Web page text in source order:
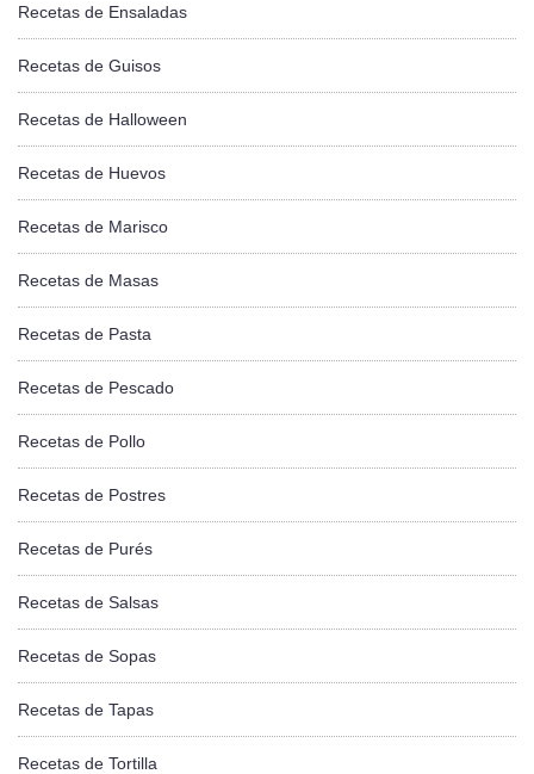
Recetas de Ensaladas
Recetas de Guisos
Recetas de Halloween
Recetas de Huevos
Recetas de Marisco
Recetas de Masas
Recetas de Pasta
Recetas de Pescado
Recetas de Pollo
Recetas de Postres
Recetas de Purés
Recetas de Salsas
Recetas de Sopas
Recetas de Tapas
Recetas de Tortilla